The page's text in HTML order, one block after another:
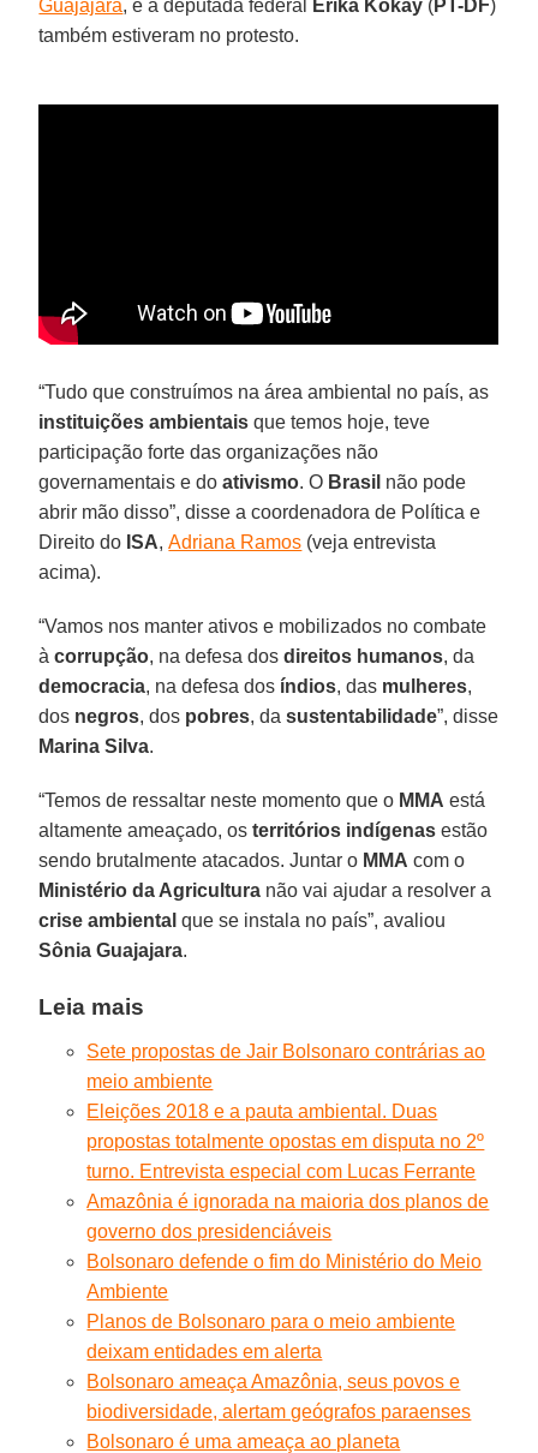
Guajajara, e a deputada federal Érika Kokay ( PT-DF)
também estiveram no protesto.
“Tudo que construímos na área ambiental no país, as
instituições ambientais que temos hoje, teve
participação forte das organizações não
governamentais e doativismo. O Brasil não pode
abrir mão disso”, disse a coordenadora de Política e
Direito do ISA, Adriana Ramos (veja entrevista
acima).
“Vamos nos manter ativos e mobilizados no combate
àcorrupção, na defesa dosdireitos humanos, da
democracia, na defesa dos índios, das mulheres,
dos negros, dos pobres, da sustentabilidade”, disse
Marina Silva.
“Temos de ressaltar neste momento que o MMA está
altamente ameaçado, osterritórios indígenas estão
sendo brutalmente atacados. Juntar o MMA com o
Ministério da Agricultura não vai ajudar a resolver a
crise ambiental que se instala no país”, avaliou
Sônia Guajajara.
Leia mais
Sete propostas de Jair Bolsonaro contrárias ao
meio ambiente
Eleições 2018 e a pauta ambiental. Duas
propostas totalmente opostas em disputa no 2º
turno. Entrevista especial com Lucas Ferrante
Amazônia é ignorada na maioria dos planos de
governo dos presidenciáveis
Bolsonaro defende o fim do Ministério do Meio
Ambiente
Planos de Bolsonaro para o meio ambiente
deixam entidades em alerta
Bolsonaro ameaça Amazônia, seus povos e
biodiversidade, alertam geógrafos paraenses
Bolsonaro é uma ameaça ao planeta